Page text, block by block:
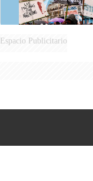
Espacio Publicitario